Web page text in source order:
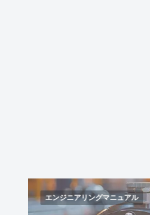
エンジニアリングマニュアル